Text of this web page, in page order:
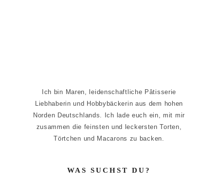
Ich bin Maren, leidenschaftliche Pâtisserie
Liebhaberin und Hobbybäckerin aus dem hohen
Norden Deutschlands. Ich lade euch ein, mit mir
zusammen die feinsten und leckersten Torten,
Törtchen und Macarons zu backen.
WAS SUCHST DU?